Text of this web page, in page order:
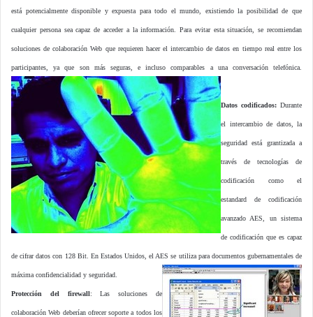
está potencialmente disponible y expuesta para todo el mundo, existiendo la posibilidad de que
cualquier persona sea capaz de acceder a la información. Para evitar esta situación, se recomiendan
soluciones de colaboración Web que requieren hacer el intercambio de datos en tiempo real entre los
participantes, ya que son más seguras, e incluso comparables a una conversación telefónica.
Datos codificados: Durante
el intercambio de datos, la
seguridad está grantizada a
través de tecnologías de
codificación como el
estandard de codificación
avanzado AES, un sistema
de codificación que es capaz
de cifrar datos con 128 Bit. En Estados Unidos, el AES se utiliza para documentos gubernamentales de
máxima confidencialidad y seguridad.
Protección del firewall: Las soluciones de
colaboración Web deberían ofrecer soporte a todos los